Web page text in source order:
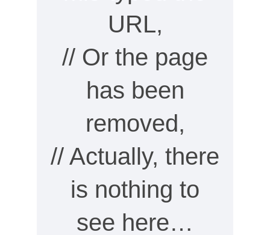
URL,
// Or the page
has been
removed,
// Actually, there
is nothing to
see here…